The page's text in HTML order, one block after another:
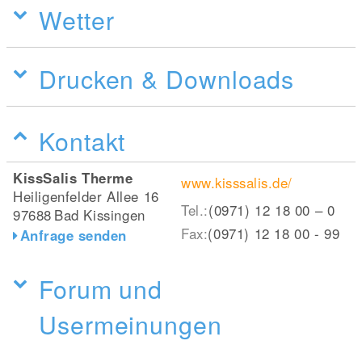
Wetter
Drucken & Downloads
Kontakt
KissSalis Therme
Heiligenfelder Allee 16
97688 Bad Kissingen
Anfrage senden
www.kisssalis.de/
Tel.:(0971) 12 18 00 – 0
Fax:(0971) 12 18 00 - 99
Forum und
Usermeinungen